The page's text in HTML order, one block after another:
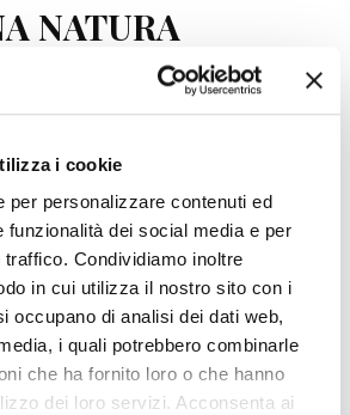
i cookie
per personalizzare contenuti ed
funzionalità dei social media e per
Condividiamo inoltre
in cui utilizza il nostro sito con i
occupano di analisi dei dati web,
i quali potrebbero combinarle
che ha fornito loro o che hanno
dei loro servizi. Acconsenta ai
NATURA
GLORIAM DEI,HUMANAE LITTERAE
NATURA
politicamente corretto cerca
Natura” è fragile, che siamo
gli ingrati e scriteriati padroni, che
e via piagnucolando e
col dito puntato. La realtà è ben
spazzarci via come un